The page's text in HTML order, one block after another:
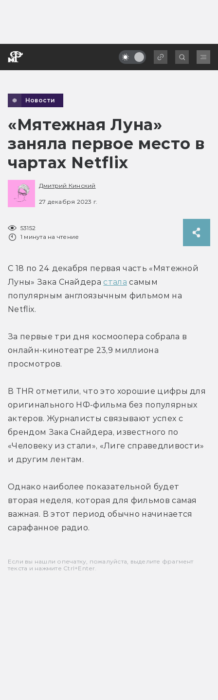
Новости
«Мятежная Луна»
заняла первое место в
чартах Netflix
Дмитрий Кинский
27 декабря 2023 г.
53152
1 минута на чтение
С 18 по 24 декабря первая часть «Мятежной
Луны» Зака Снайдера стала самым
популярным англоязычным фильмом на
Netflix.
За первые три дня космоопера собрала в
онлайн-кинотеатре 23,9 миллиона
просмотров.
В THR отметили, что это хорошие цифры для
оригинального НФ-фильма без популярных
актеров. Журналисты связывают успех с
брендом Зака Снайдера, известного по
«Человеку из стали», «Лиге справедливости»
и другим лентам.
Однако наиболее показательной будет
вторая неделя, которая для фильмов самая
важная. В этот период обычно начинается
сарафанное радио.
Если вы нашли опечатку, пожалуйста, выделите фрагмент
текста и нажмите Ctrl+Enter.